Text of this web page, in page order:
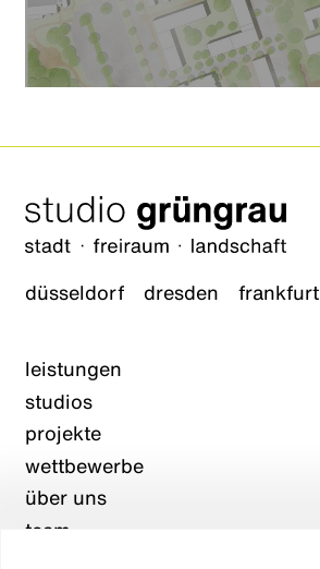
düsseldorf dresden frankfurt
leistungen
studios
projekte
wettbewerbe
über uns
team